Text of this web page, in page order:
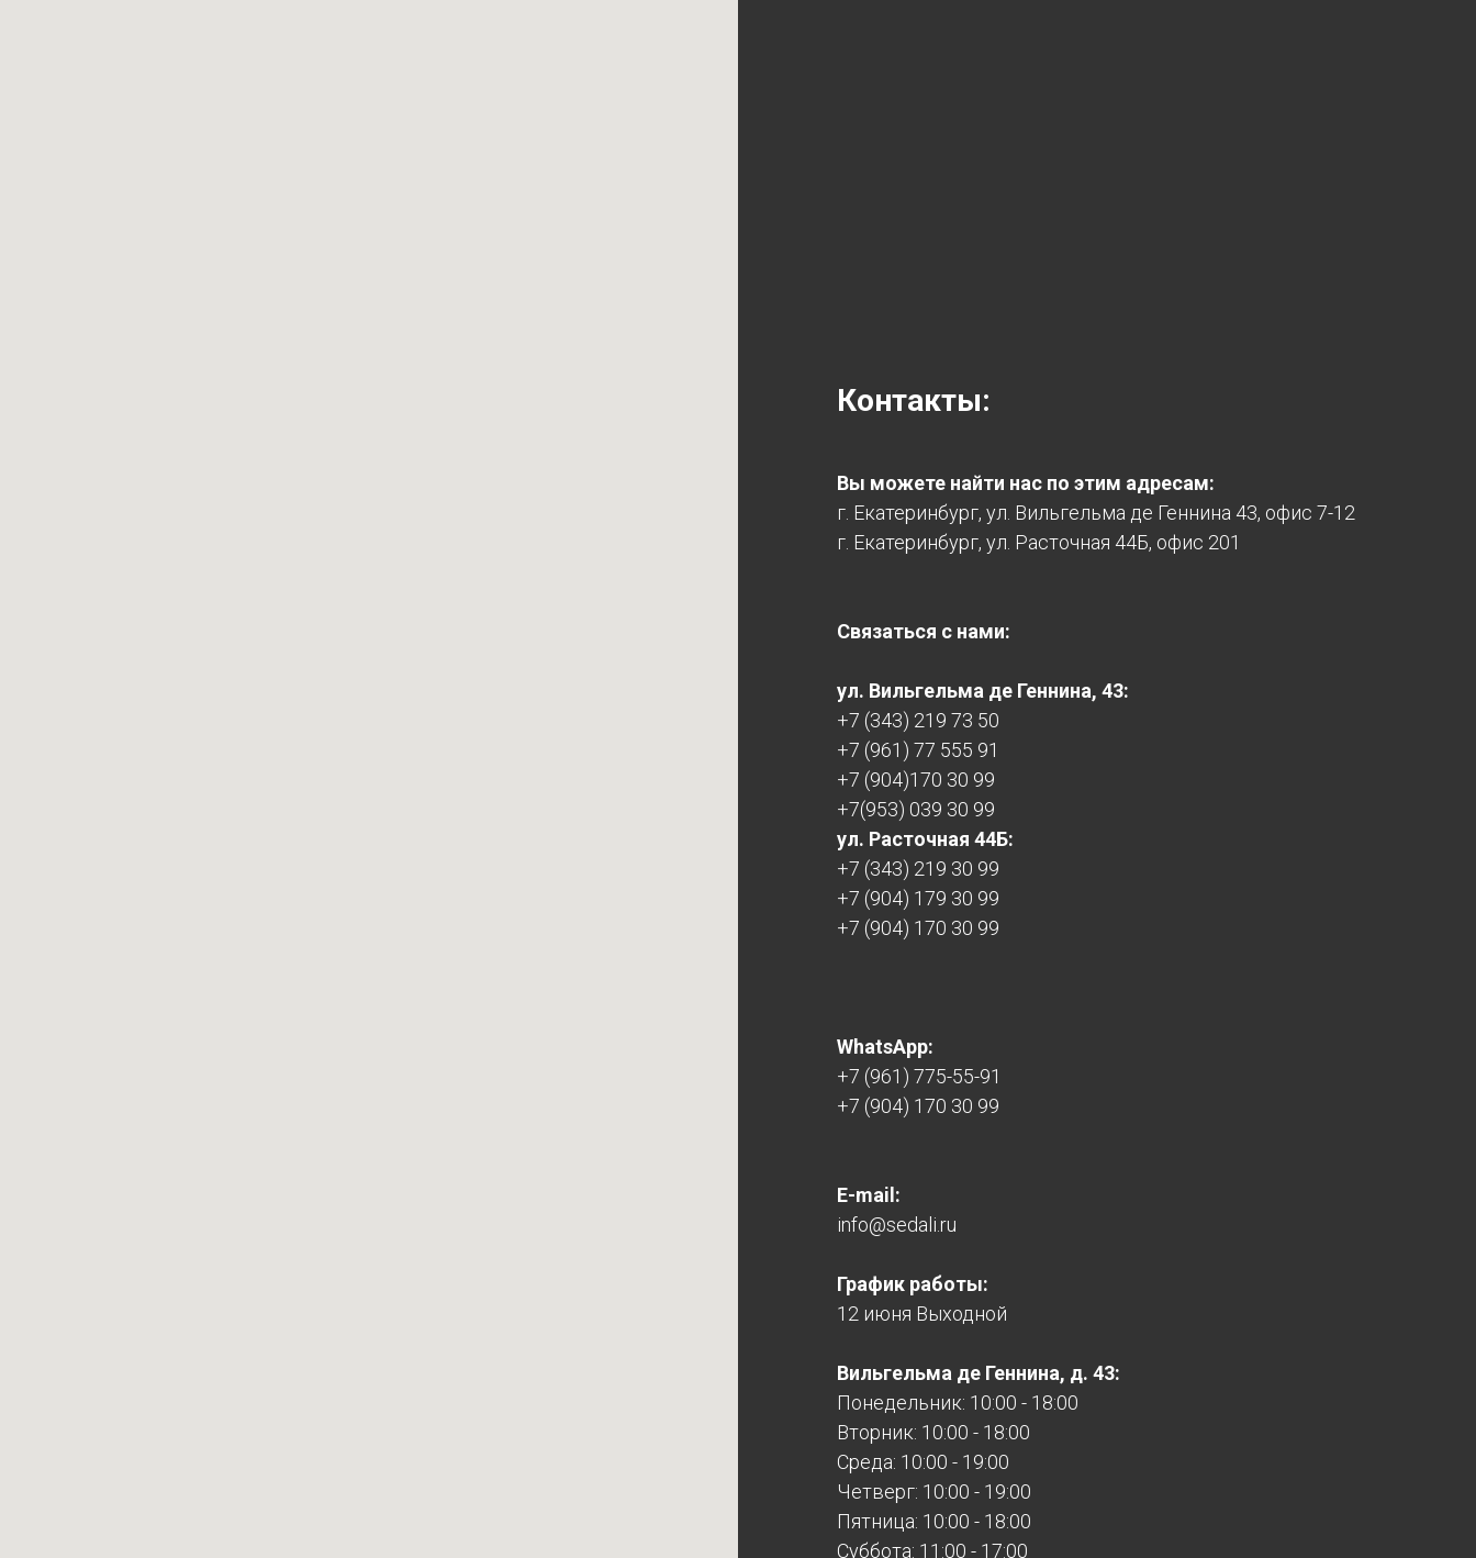
Контакты:
Вы можете найти нас по этим адресам:
г. Екатеринбург, ул. Вильгельма де Геннина 43, офис 7-12
г. Екатеринбург, ул. Расточная 44Б, офис 201
Связаться с нами:
ул. Вильгельма де Геннина, 43:
+7 (343) 219 73 50
+7 (961) 77 555 91
+7 (904)170 30 99
+7(953) 039 30 99
ул. Расточная 44Б:
+7 (343) 219 30 99
+7 (904) 179 30 99
+7 (904) 170 30 99
WhatsApp:
+7 (961) 775-55-91
+7 (904) 170 30 99
E-mail:
info@sedali.ru
График работы:
12 июня Выходной
Вильгельма де Геннина, д. 43:
Понедельник: 10:00 - 18:00
Вторник: 10:00 - 18:00
Среда: 10:00 - 19:00
Четверг: 10:00 - 19:00
Пятница: 10:00 - 18:00
Суббота: 11:00 - 17:00